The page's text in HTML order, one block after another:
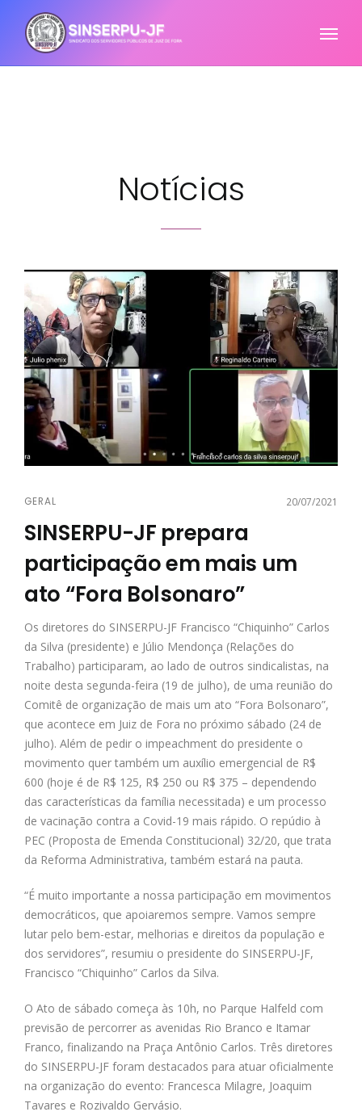
Notícias
GERAL 20/07/2021
SINSERPU-JF prepara
participação em mais um
ato “Fora Bolsonaro”
Os diretores do SINSERPU-JF Francisco “Chiquinho” Carlos
da Silva (presidente) e Júlio Mendonça (Relações do
Trabalho) participaram, ao lado de outros sindicalistas, na
noite desta segunda-feira (19 de julho), de uma reunião do
Comitê de organização de mais um ato “Fora Bolsonaro”,
que acontece em Juiz de Fora no próximo sábado (24 de
julho). Além de pedir o impeachment do presidente o
movimento quer também um auxílio emergencial de R$
600 (hoje é de R$ 125, R$ 250 ou R$ 375 – dependendo
das características da família necessitada) e um processo
de vacinação contra a Covid-19 mais rápido. O repúdio à
PEC (Proposta de Emenda Constitucional) 32/20, que trata
da Reforma Administrativa, também estará na pauta.
“É muito importante a nossa participação em movimentos
democráticos, que apoiaremos sempre. Vamos sempre
lutar pelo bem-estar, melhorias e direitos da população e
dos servidores”, resumiu o presidente do SINSERPU-JF,
Francisco “Chiquinho” Carlos da Silva.
O Ato de sábado começa às 10h, no Parque Halfeld com
previsão de percorrer as avenidas Rio Branco e Itamar
Franco, finalizando na Praça Antônio Carlos. Três diretores
do SINSERPU-JF foram destacados para atuar oficialmente
na organização do evento: Francesca Milagre, Joaquim
Tavares e Rozivaldo Gervásio.